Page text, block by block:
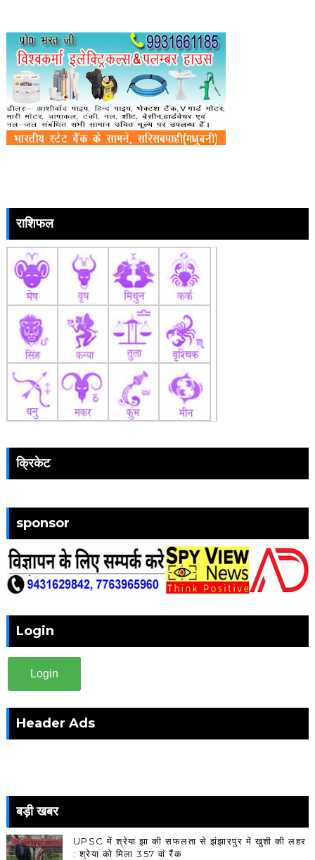
राशिफल
क्रिकेट
sponsor
Login
Login
Header Ads
बड़ी खबर
UPSC में श्रेया झा की सफलता से झंझारपुर में खुशी की लहर
: श्रेया को मिला 357 वां रैंक